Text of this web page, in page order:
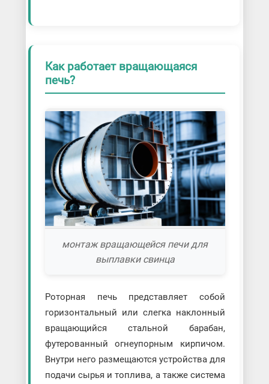
Как работает вращающаяся
печь?
монтаж вращающейся печи для
выплавки свинца
Роторная печь представляет собой
горизонтальный или слегка наклонный
вращающийся стальной барабан,
футерованный огнеупорным кирпичом.
Внутри него размещаются устройства для
подачи сырья и топлива, а также система